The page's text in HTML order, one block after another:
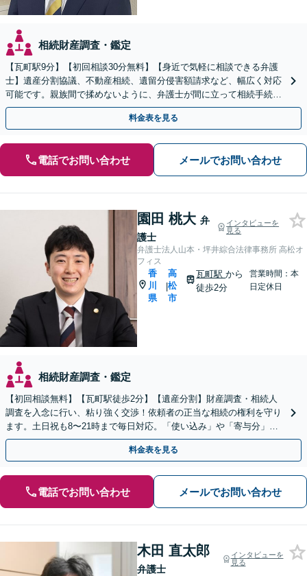
相続財産調査・鑑定
【瓦町駅9分】【初回相談30分無料】【身近で気軽に相談できる弁護
士】遺産分割協議、不動産相続、遺留分侵害額請求など、幅広く対応
可能です。親族間で揉めないように、弁護士が間に立って相続手続き
をサポートします。【電話相談可】【休日・夜間対応】
料金表を見る
電話でお問い合わせ メールでお問い合わせ
園田 桃大 弁
護士
インタビューを
見る
弁護士法人山本・坪井綜合法律事務所 高松オ
フィス
香
川
県
|
高
松
市
瓦町駅から
徒歩2分
営業時間：本
日定休日
相続財産調査・鑑定
【初回相談無料】【瓦町駅徒歩2分】【遺産分割】財産調査・相続人
調査を入念に行い、粘り強く交渉！依頼者の正当な相続の権利を守り
ます。土日祝も8〜21時まで毎日対応。「使い込み」や「寄与分」の
調査もお任せください！【遺言書作成や相続放棄も対応】
料金表を見る
電話でお問い合わせ メールでお問い合わせ
木田 直太郎
弁護士
インタビューを
見る